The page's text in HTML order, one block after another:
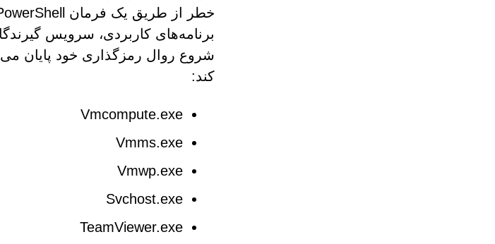
برنامه‌های کاربردی، سرویس
کند:
Vmcompute.exe
Vmms.exe
Vmwp.exe
Svchost.exe
TeamViewer.exe